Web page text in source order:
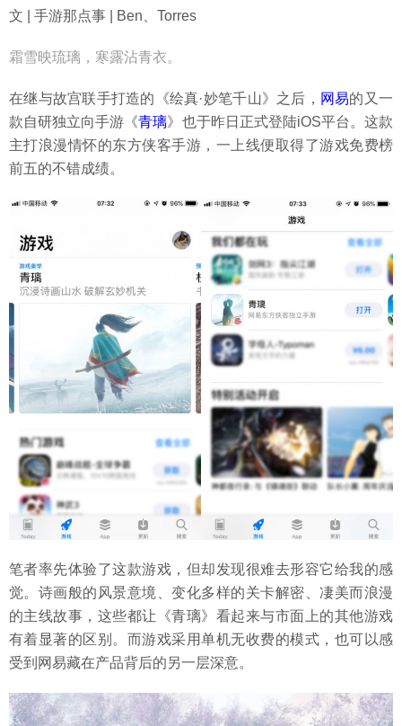
文 | 手游那点事 | Ben、Torres
霜雪映琉璃，寒露沾青衣。
在继与故宫联手打造的《绘真·妙笔千山》之后， 网易的又一
款自研独立向手游《青璃》也于昨日正式登陆iOS平台。这款
主打浪漫情怀的东方侠客手游，一上线便取得了游戏免费榜
前五的不错成绩。
笔者率先体验了这款游戏，但却发现很难去形容它给我的感
觉。诗画般的风景意境、变化多样的关卡解密、凄美而浪漫
的主线故事，这些都让《青璃》看起来与市面上的其他游戏
有着显著的区别。而游戏采用单机无收费的模式，也可以感
受到网易藏在产品背后的另一层深意。